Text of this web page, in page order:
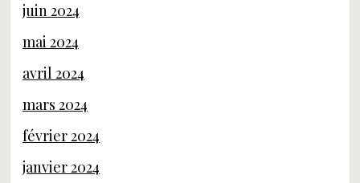
juin 2024
mai 2024
avril 2024
mars 2024
février 2024
janvier 2024